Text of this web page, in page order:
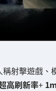
射擊遊戲、
高刷新率+